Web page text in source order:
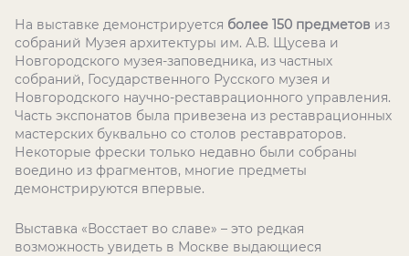
На выставке демонстрируется более 150 предметов из
собраний Музея архитектуры им. А.В. Щусева и
Новгородского музея-заповедника, из частных
собраний, Государственного Русского музея и
Новгородского научно-реставрационного управления.
Часть экспонатов была привезена из реставрационных
мастерских буквально со столов реставраторов.
Некоторые фрески только недавно были собраны
воедино из фрагментов, многие предметы
демонстрируются впервые.
Выставка «Восстает во славе» – это редкая
возможность увидеть в Москве выдающиеся